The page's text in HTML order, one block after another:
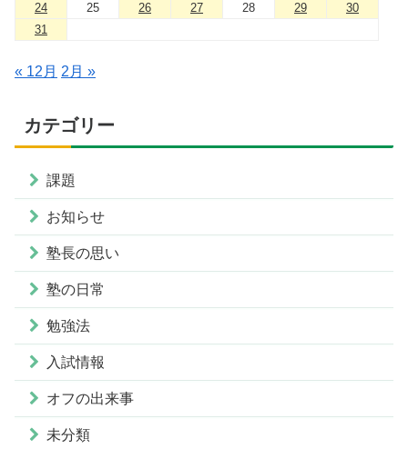
24
25 26 27 28 29
30
31
« 12月 2月 »
カテゴリー
課題
お知らせ
塾長の思い
塾の日常
勉強法
入試情報
オフの出来事
未分類